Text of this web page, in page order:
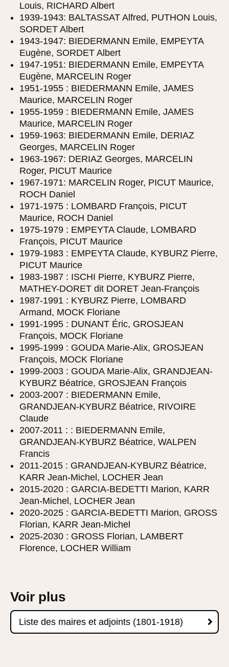
Louis, RICHARD Albert
1939-1943: BALTASSAT Alfred, PUTHON Louis,
SORDET Albert
1943-1947: BIEDERMANN Emile, EMPEYTA
Eugène, SORDET Albert
1947-1951: BIEDERMANN Emile, EMPEYTA
Eugène, MARCELIN Roger
1951-1955 : BIEDERMANN Emile, JAMES
Maurice, MARCELIN Roger
1955-1959 : BIEDERMANN Emile, JAMES
Maurice, MARCELIN Roger
1959-1963: BIEDERMANN Emile, DERIAZ
Georges, MARCELIN Roger
1963-1967: DERIAZ Georges, MARCELIN
Roger, PICUT Maurice
1967-1971: MARCELIN Roger, PICUT Maurice,
ROCH Daniel
1971-1975 : LOMBARD François, PICUT
Maurice, ROCH Daniel
1975-1979 : EMPEYTA Claude, LOMBARD
François, PICUT Maurice
1979-1983 : EMPEYTA Claude, KYBURZ Pierre,
PICUT Maurice
1983-1987 : ISCHI Pierre, KYBURZ Pierre,
MATHEY-DORET dit DORET Jean-François
1987-1991 : KYBURZ Pierre, LOMBARD
Armand, MOCK Floriane
1991-1995 : DUNANT Éric, GROSJEAN
François, MOCK Floriane
1995-1999 : GOUDA Marie-Alix, GROSJEAN
François, MOCK Floriane
1999-2003 : GOUDA Marie-Alix, GRANDJEAN-
KYBURZ Béatrice, GROSJEAN François
2003-2007 : BIEDERMANN Emile,
GRANDJEAN-KYBURZ Béatrice, RIVOIRE
Claude
2007-2011 : : BIEDERMANN Emile,
GRANDJEAN-KYBURZ Béatrice, WALPEN
Francis
2011-2015 : GRANDJEAN-KYBURZ Béatrice,
KARR Jean-Michel, LOCHER Jean
2015-2020 : GARCIA-BEDETTI Marion, KARR
Jean-Michel, LOCHER Jean
2020-2025 : GARCIA-BEDETTI Marion, GROSS
Florian, KARR Jean-Michel
2025-2030 : GROSS Florian, LAMBERT
Florence, LOCHER William
Voir plus

Liste des maires et adjoints (1801-1918)